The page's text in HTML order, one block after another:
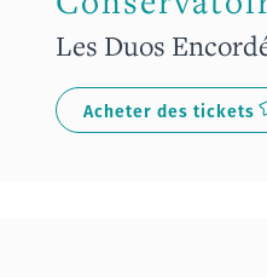
Les Duos
Acheter des tickets